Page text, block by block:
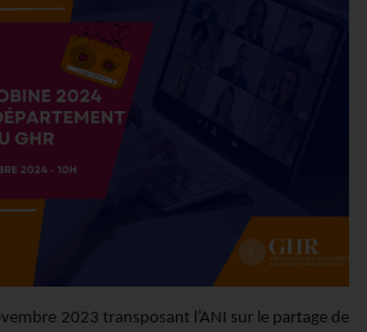
2023 transposant l’ANI sur le partage de